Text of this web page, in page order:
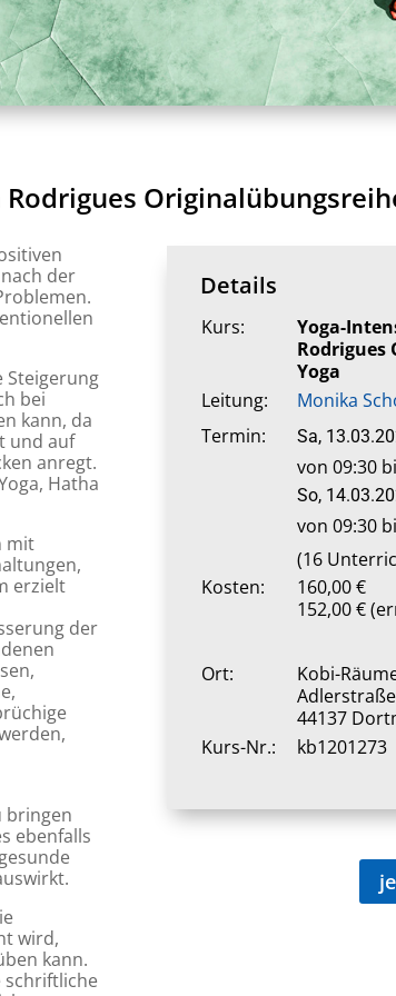
der
Steigerung
bei
kann, da
und auf
anregt.
Hatha
mit
erzielt
der
bringen
ebenfalls
wird,
kann.
schriftliche
Details
Kurs:
Yoga-
Rodrigues
Yoga
Leitung:
Monika
Termin:
Sa,
von 09:30
So,
von 09:30
(16
Kosten:
160,00 €
152,00 €
Ort:
Kobi-
44137
Kurs-Nr.:
kb1201273